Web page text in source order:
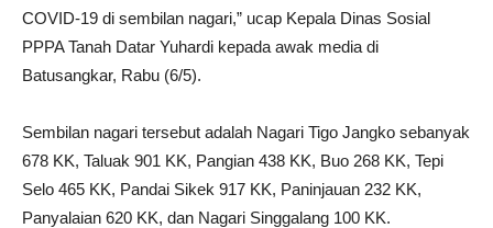
COVID-19 di sembilan nagari,” ucap Kepala Dinas Sosial
PPPA Tanah Datar Yuhardi kepada awak media di
Batusangkar, Rabu (6/5).
Sembilan nagari tersebut adalah Nagari Tigo Jangko sebanyak
678 KK, Taluak 901 KK, Pangian 438 KK, Buo 268 KK, Tepi
Selo 465 KK, Pandai Sikek 917 KK, Paninjauan 232 KK,
Panyalaian 620 KK, dan Nagari Singgalang 100 KK.